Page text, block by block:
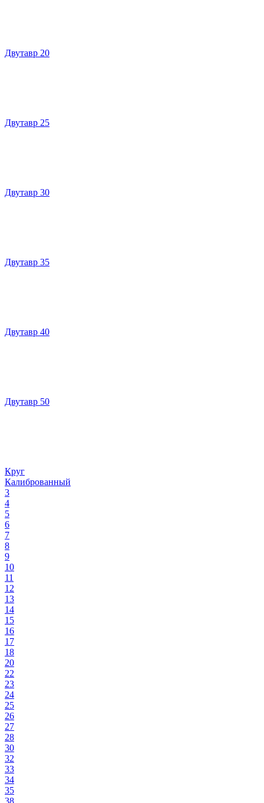
Двутавр 20
Двутавр 25
Двутавр 30
Двутавр 35
Двутавр 40
Двутавр 50
Круг
Калиброванный
3
4
5
6
7
8
9
10
11
12
13
14
15
16
17
18
20
22
23
24
25
26
27
28
30
32
33
34
35
38